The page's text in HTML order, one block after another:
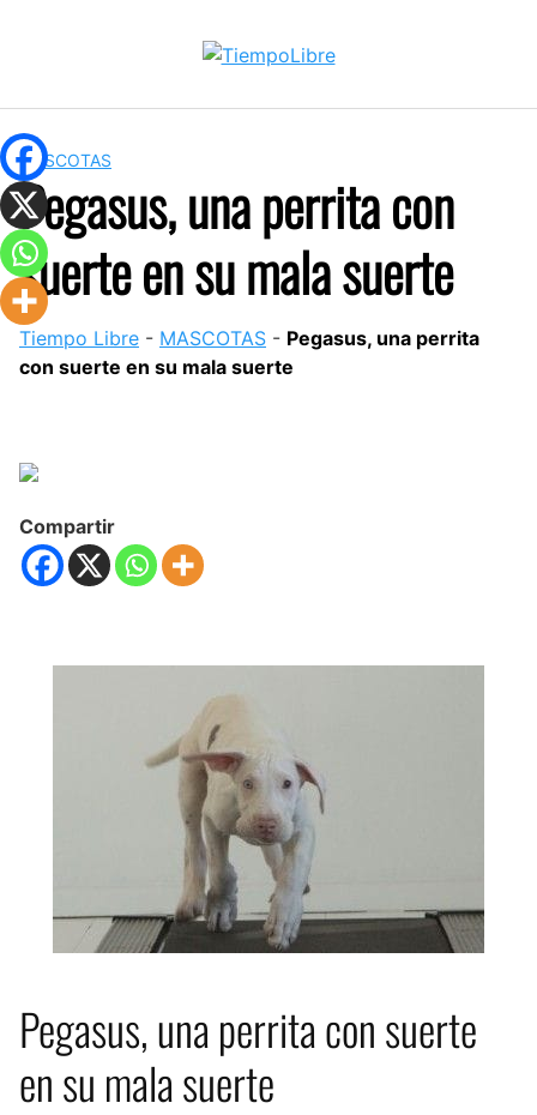
MASCOTAS
Pegasus, una perrita con
suerte en su mala suerte
Tiempo Libre - MASCOTAS - Pegasus, una perrita
con suerte en su mala suerte
Compartir
Pegasus, una perrita con suerte
en su mala suerte